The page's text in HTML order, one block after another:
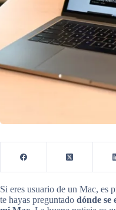
Si eres usuario de un Mac, es
te hayas preguntado dónde se